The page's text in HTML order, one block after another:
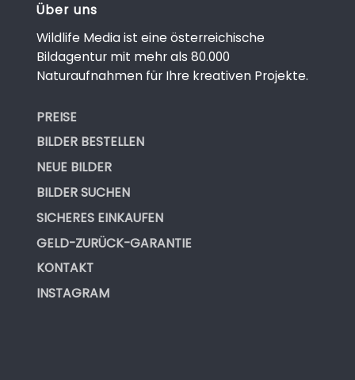
Über uns
Wildlife Media ist eine österreichische
Bildagentur mit mehr als 80.000
Naturaufnahmen für Ihre kreativen Projekte.
PREISE
BILDER BESTELLEN
NEUE BILDER
BILDER SUCHEN
SICHERES EINKAUFEN
GELD-ZURÜCK-GARANTIE
KONTAKT
INSTAGRAM